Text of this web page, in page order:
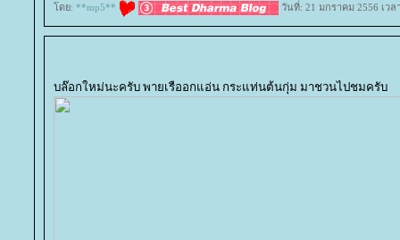
ดย: **mp5** วันที่: 21 มกราคม 2556 เวล
บล๊อกใหม่นะครับ พายเรืออกแอ่น กระแท่นต้นกุ่ม มาชวนไปชมครับ